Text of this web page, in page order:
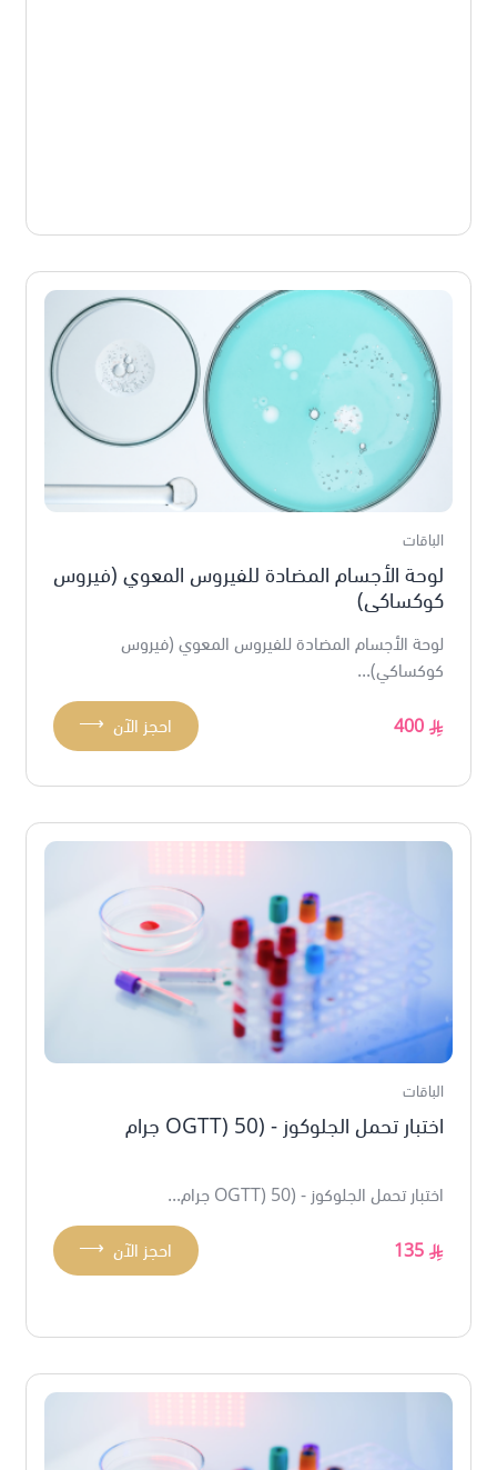
الباقات
لوحة الأجسام المضادة للفيروس المعوي (فيروس
كوكساكي)
لوحة الأجسام المضادة للفيروس المعوي (فيروس
كوكساكي)...
400
⟶ احجز الآن
الباقات
اختبار تحمل الجلوكوز - (OGTT) 50 جرام
اختبار تحمل الجلوكوز - (OGTT) 50 جرام...
135
⟶ احجز الآن